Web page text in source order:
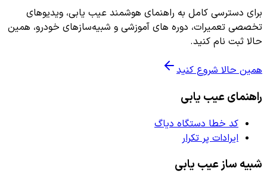
برای دسترسی کامل به راهنمای هوشمند عیب یابی، ویدیوهای
تخصصی تعمیرات، دوره های آموزشی و شبیه‌سازهای خودرو، همین
حالا ثبت نام کنید.
همین حالا شروع کنید
راهنمای عیب یابی
کد خطا دستگاه دیاگ
ایرادات پر تکرار
شبیه ساز عیب یابی